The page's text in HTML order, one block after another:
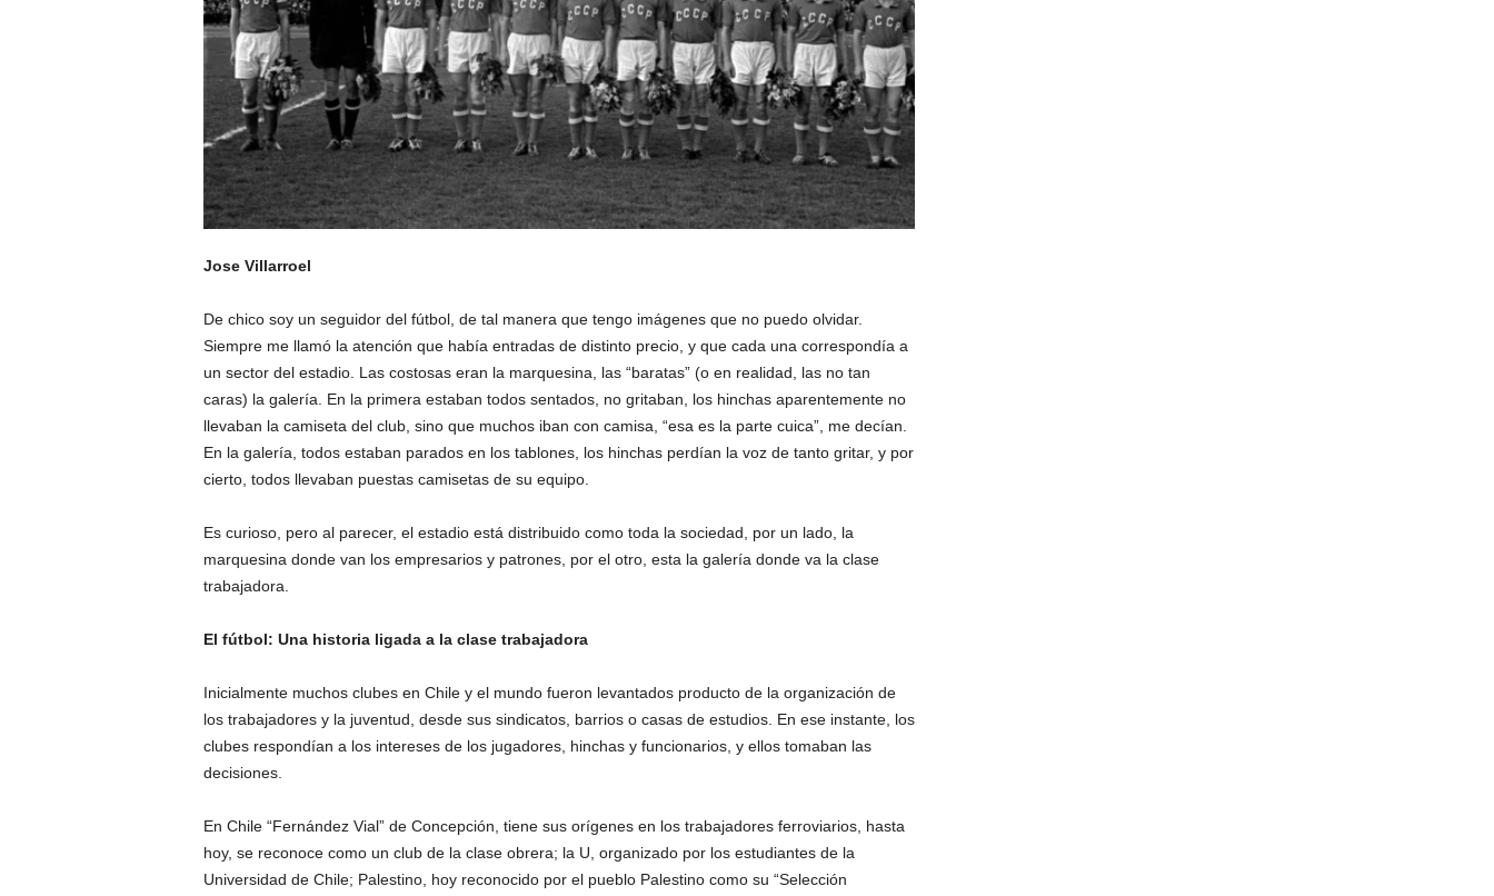
Jose Villarroel
De chico soy un seguidor del fútbol, de tal manera que tengo imágenes que no puedo olvidar.
Siempre me llamó la atención que había entradas de distinto precio, y que cada una correspondía a
un sector del estadio. Las costosas eran la marquesina, las “baratas” (o en realidad, las no tan
caras) la galería. En la primera estaban todos sentados, no gritaban, los hinchas aparentemente no
llevaban la camiseta del club, sino que muchos iban con camisa, “esa es la parte cuica”, me decían.
En la galería, todos estaban parados en los tablones, los hinchas perdían la voz de tanto gritar, y por
cierto, todos llevaban puestas camisetas de su equipo.
Es curioso, pero al parecer, el estadio está distribuido como toda la sociedad, por un lado, la
marquesina donde van los empresarios y patrones, por el otro, esta la galería donde va la clase
trabajadora.
El fútbol: Una historia ligada a la clase trabajadora
Inicialmente muchos clubes en Chile y el mundo fueron levantados producto de la organización de
los trabajadores y la juventud, desde sus sindicatos, barrios o casas de estudios. En ese instante, los
clubes respondían a los intereses de los jugadores, hinchas y funcionarios, y ellos tomaban las
decisiones.
En Chile “Fernández Vial” de Concepción, tiene sus orígenes en los trabajadores ferroviarios, hasta
hoy, se reconoce como un club de la clase obrera; la U, organizado por los estudiantes de la
Universidad de Chile; Palestino, hoy reconocido por el pueblo Palestino como su “Selección